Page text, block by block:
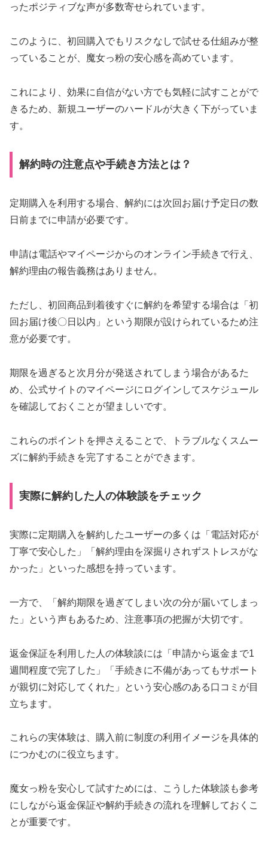
ったポジティブな声が多数寄せられています。
このように、初回購入でもリスクなしで試せる仕組みが整
っていることが、魔女っ粉の安心感を高めています。
これにより、効果に自信がない方でも気軽に試すことがで
きるため、新規ユーザーのハードルが大きく下がっていま
す。
解約時の注意点や手続き方法とは？
定期購入を利用する場合、解約には次回お届け予定日の数
日前までに申請が必要です。
申請は電話やマイページからのオンライン手続きで行え、
解約理由の報告義務はありません。
ただし、初回商品到着後すぐに解約を希望する場合は「初
回お届け後〇日以内」という期限が設けられているため注
意が必要です。
期限を過ぎると次月分が発送されてしまう場合があるた
め、公式サイトのマイページにログインしてスケジュール
を確認しておくことが望ましいです。
これらのポイントを押さえることで、トラブルなくスムー
ズに解約手続きを完了することができます。
実際に解約した人の体験談をチェック
実際に定期購入を解約したユーザーの多くは「電話対応が
丁寧で安心した」「解約理由を深掘りされずストレスがな
かった」といった感想を持っています。
一方で、「解約期限を過ぎてしまい次の分が届いてしまっ
た」という声もあるため、注意事項の把握が大切です。
返金保証を利用した人の体験談には「申請から返金まで1
週間程度で完了した」「手続きに不備があってもサポート
が親切に対応してくれた」という安心感のある口コミが目
立ちます。
これらの実体験は、購入前に制度の利用イメージを具体的
につかむのに役立ちます。
魔女っ粉を安心して試すためには、こうした体験談も参考
にしながら返金保証や解約手続きの流れを理解しておくこ
とが重要です。